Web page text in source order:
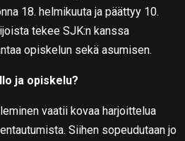
18. helmikuuta ja päättyy 10.
tekee SJK:n kanssa
opiskelun sekä asumisen.
ja opiskelu?
vaatii kovaa harjoittelua
Siihen sopeudutaan jo